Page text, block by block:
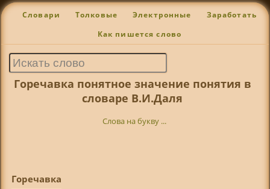
Словари Толковые Электронные Заработать
Как пишется слово
Горечавка понятное значение понятия в
словаре В.И.Даля
Слова на букву ...
Горечавка